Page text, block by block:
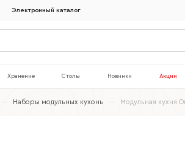
Электронный каталог
Хранение Столы Новинки Акции
— Наборы модульных кухонь — Модульная кухня